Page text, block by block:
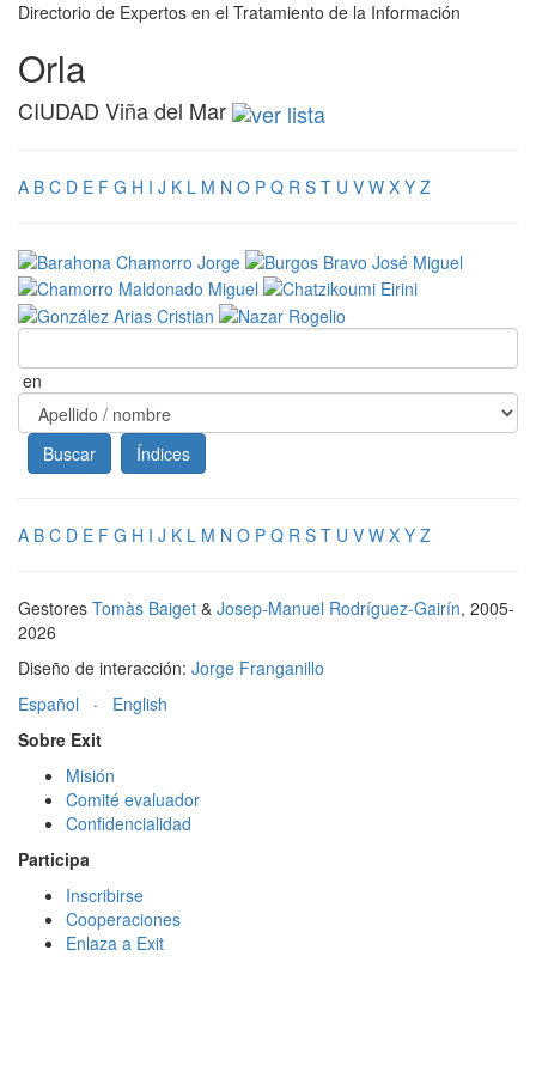
Directorio de Expertos en el Tratamiento de la Información
Orla
CIUDAD Viña del Mar
A B C D E F G H I J K L M N O P Q R S T U V W X Y Z
en
A B C D E F G H I J K L M N O P Q R S T U V W X Y Z
Gestores Tomàs Baiget & Josep-Manuel Rodríguez-Gairín, 2005-
2026
Diseño de interacción: Jorge Franganillo
Español · English
Sobre Exit
Misión
Comité evaluador
Confidencialidad
Participa
Inscribirse
Cooperaciones
Enlaza a Exit